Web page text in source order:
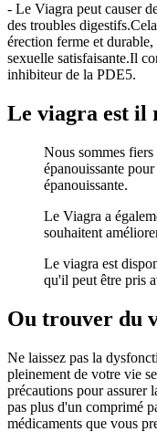
- Le Viagra peut causer
des troubles
érection ferme et
sexuelle satisfaisante.Il
inhibiteur de la PDE5.
Le viagra est il
Nous sommes
épanouissante
épanouissante.
Le Viagra a
souhaitent
Le viagra est
qu'il peut être pris
Ou trouver du
Ne laissez pas la
pleinement de votre vie
précautions pour assurer
pas plus d'un comprimé
médicaments que vous